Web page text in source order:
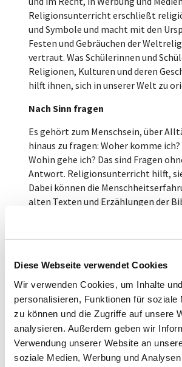
Diese Webseite verwendet Cookies
Wir verwenden Cookies, um Inhalte
personalisieren, Funktionen für soziale
zu können und die Zugriffe auf unsere
analysieren. Außerdem geben wir
Verwendung unserer Website an
soziale Medien, Werbung und
Religionsunterricht erschließt
und Symbole und macht mit den
Festen und Gebräuchen der
vertraut. Was Schülerinnen und
Religionen, Kulturen und deren
hilft ihnen, sich in unserer Welt zu
Nach Sinn fragen
Es gehört zum Menschsein, über
hinaus zu fragen: Woher komme ich?
Wohin gehe ich? Das sind Fragen
Antwort. Religionsunterricht hilft,
Dabei können die
alten Texten und Erzählungen der
werden, wenn Schülerinnen und
ihnen auseinandersetzen. Es
verantwortlichem Leben – in der
anderen.
Über Glauben nachdenken
Menschen bekennen sich zu Gott –
Religionen. Aber wo ist Gott?
Unglück nicht? Im
Schülerinnen und Schüler davon, wie